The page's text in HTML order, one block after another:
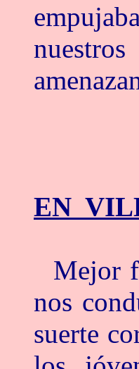
EN
Mejor
nos
suerte